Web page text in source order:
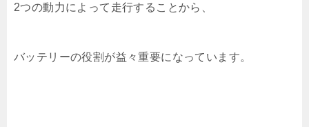
2つの動力によって走行することから、
バッテリーの役割が益々重要になっています。